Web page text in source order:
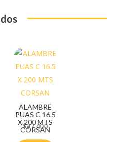
ALAMBRE
PUAS C 16.5
X 200 MTS
CORSAN
$97.400